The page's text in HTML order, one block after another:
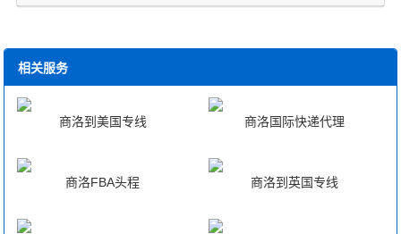
相关服务
商洛到美国专线 商洛国际快递代理
商洛FBA头程 商洛到英国专线